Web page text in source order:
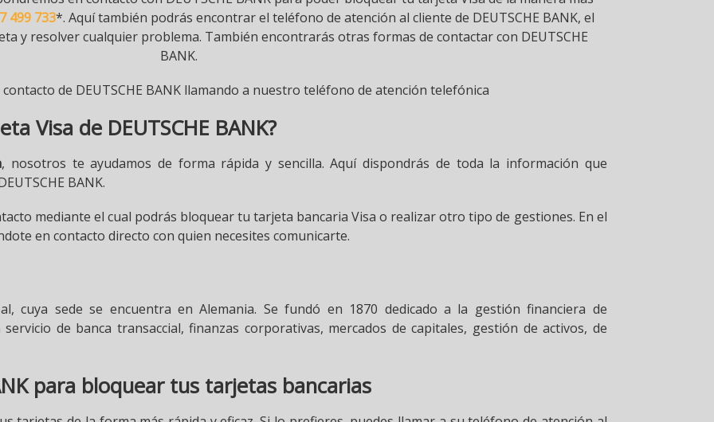
499 733*. Aquí también podrás encontrar el teléfono de atención al cliente de DEUTSCHE BANK, el
y resolver cualquier problema. También encontrarás otras formas de contactar con DEUTSCHE
BANK.
de DEUTSCHE BANK llamando a nuestro teléfono de atención telefónica
Visa de DEUTSCHE BANK?
, nosotros te ayudamos de forma rápida y sencilla. Aquí dispondrás de toda la información que
BANK.
mediante el cual podrás bloquear tu tarjeta bancaria Visa o realizar otro tipo de gestiones. En el
en contacto directo con quien necesites comunicarte.
cuya sede se encuentra en Alemania. Se fundó en 1870 dedicado a la gestión financiera de
de banca transaccial, finanzas corporativas, mercados de capitales, gestión de activos, de
para bloquear tus tarjetas bancarias